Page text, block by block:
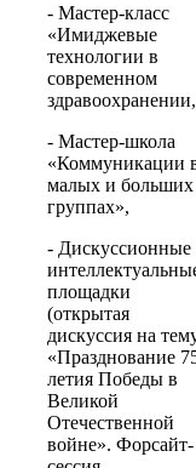
- Мастер-класс
«Имиджевые
технологии в
современном
здравоохранении,
- Мастер-школа
«Коммуникации
малых и больших
группах»,
- Дискуссионные
площадки
(открытая
дискуссия на
«Празднование
летия Победы в
Великой
Отечественной
войне». Форсайт-